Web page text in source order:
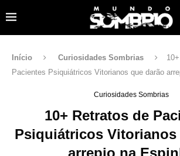
Início Curiosidades Sombrias
Pacientes Psiquiátricos Vitorianos que darão
Curiosidades Sombrias
10+ Retratos de
Psiquiátricos Vitorianos
arrepio na